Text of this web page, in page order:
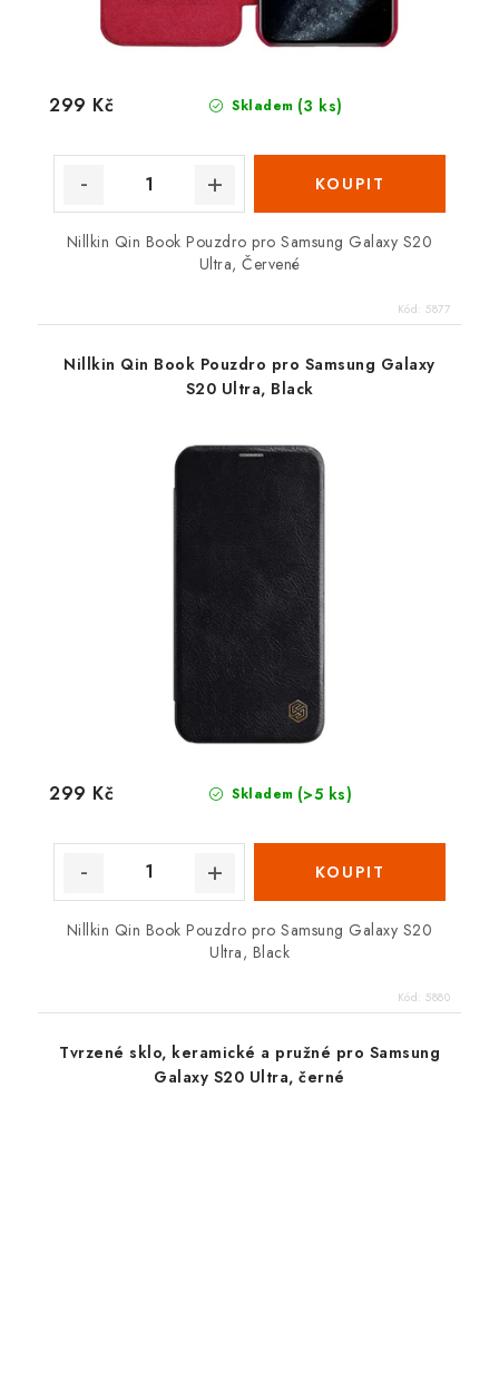
Skladem (3 ks)
299 Kč
Nillkin Qin Book Pouzdro pro Samsung Galaxy S20
Ultra, Červené
Kód: 5877
Nillkin Qin Book Pouzdro pro Samsung Galaxy
S20 Ultra, Black
Skladem (>5 ks)
299 Kč
Nillkin Qin Book Pouzdro pro Samsung Galaxy S20
Ultra, Black
Kód: 5880
Tvrzené sklo, keramické a pružné pro Samsung
Galaxy S20 Ultra, černé